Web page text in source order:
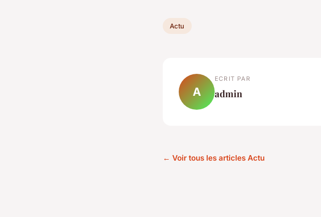
Actu
A
ECRIT PAR
admin
← Voir tous les articles Actu